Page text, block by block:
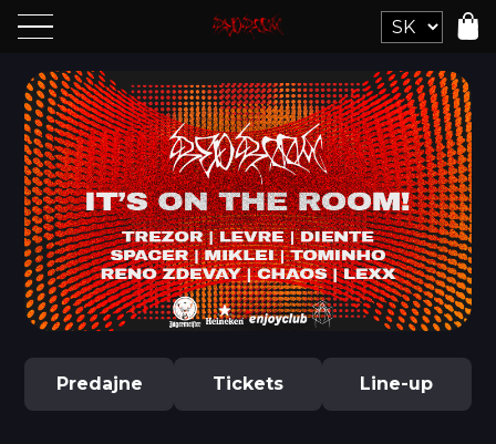
Predajne Tickets Line-up